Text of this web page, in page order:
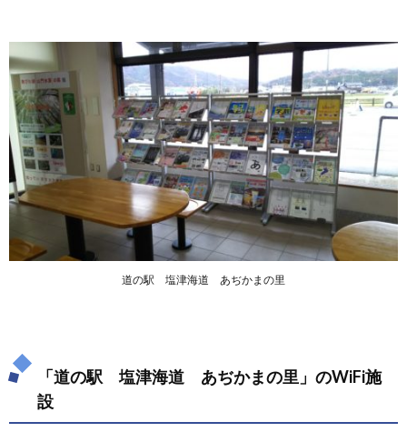
道の駅 塩津海道 あぢかまの里
「道の駅 塩津海道 あぢかまの里」のWiFi施
設